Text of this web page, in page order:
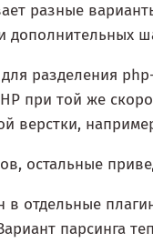
разные
дополнительных
разделения
при той же
верстки,
остальные
в отдельные
парсинга